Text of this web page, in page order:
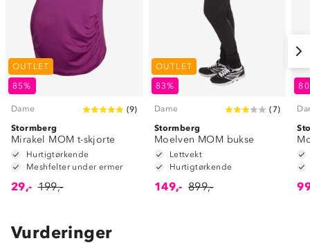
OUTLET
85%
Dame (9)
Stormberg
Mirakel MOM t-skjorte
Hurtigtørkende
Meshfelter under ermer
29,- 199,-
OUTLET
83%
Dame (7)
Stormberg
Moelven MOM bukse
Lettvekt
Hurtigtørkende
149,- 899,-
Vurderinger